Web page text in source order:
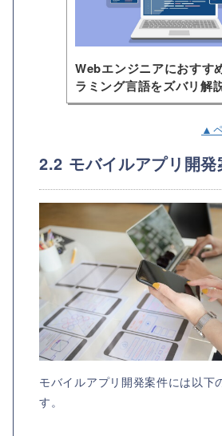
Webエンジニアにおすす
ラミング言語をズバリ解
▲
2.2 モバイルアプリ開発
モバイルアプリ開発案件には以下
す。